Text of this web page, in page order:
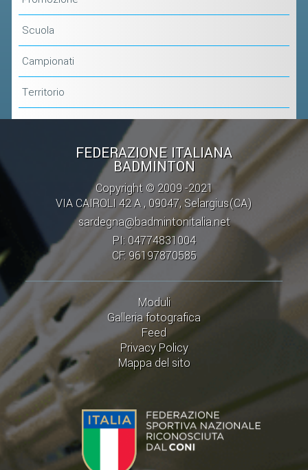
Scuola
Campionati
Territorio
FEDERAZIONE ITALIANA
BADMINTON
Copyright © 2009 -2021
VIA CAIROLI 42 A , 09047, Selargius(CA)
sardegna@badmintonitalia.net
PI: 04774831004
CF: 96197870585
Moduli
Galleria fotografica
Feed
Privacy Policy
Mappa del sito